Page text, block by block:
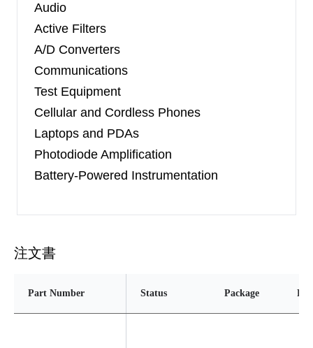
Audio
Active Filters
A/D Converters
Communications
Test Equipment
Cellular and Cordless Phones
Laptops and PDAs
Photodiode Amplification
Battery-Powered Instrumentation
注文書
Part Number Status Package